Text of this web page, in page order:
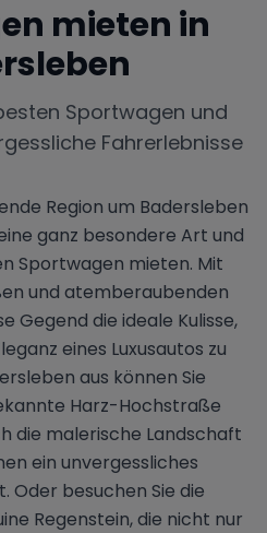
mieten in
Sportwagen und
Fahrerlebnisse
Region um Badersleben
ganz besondere Art und
Sportwagen mieten. Mit
und atemberaubenden
Gegend die ideale Kulisse,
eines Luxusautos zu
aus können Sie
Harz-Hochstraße
die malerische Landschaft
ein unvergessliches
Oder besuchen Sie die
Regenstein, die nicht nur